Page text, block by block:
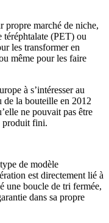
propre marché de niche,
téréphtalate (PET) ou
les transformer en
même pour les faire
à s’intéresser au
de la bouteille en 2012
ne pouvait pas être
produit fini.
de modèle
est directement lié à
une boucle de tri fermée,
dans sa propre